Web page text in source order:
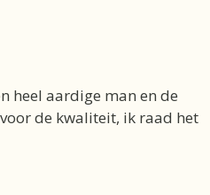
heel aardige man en de
de kwaliteit, ik raad het